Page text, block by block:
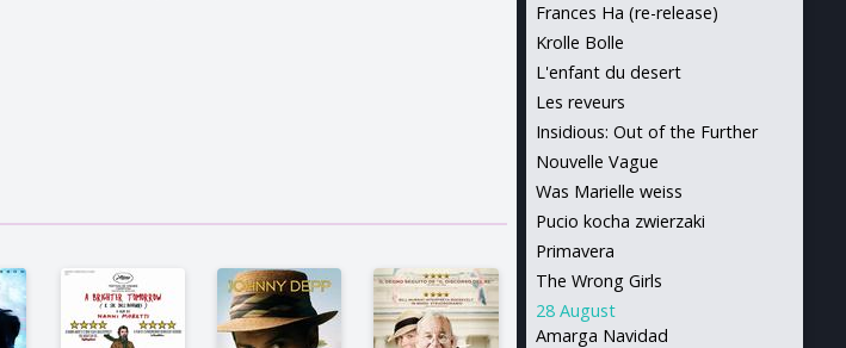
Frances Ha (re-release)
Krolle Bolle
L'enfant du desert
Les reveurs
Insidious: Out of the Further
Nouvelle Vague
Was Marielle weiss
Pucio kocha zwierzaki
Primavera
The Wrong Girls
28 August
Amarga Navidad